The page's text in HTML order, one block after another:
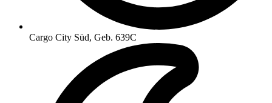
Cargo City Süd, Geb. 639C